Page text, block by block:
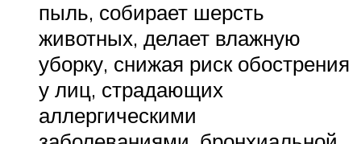
пыль, собирает шерсть
животных, делает влажную
уборку, снижая риск обострения
у лиц, страдающих
аллергическими